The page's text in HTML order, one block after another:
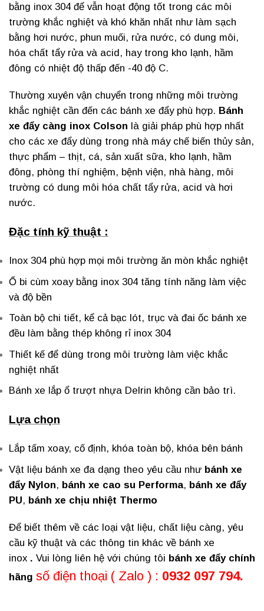
bằng inox 304 để vẫn hoạt động tốt trong các môi
trường khắc nghiệt và khó khăn nhất như làm sạch
bằng hơi nước, phun muối, rửa nước, có dung môi,
hóa chất tẩy rửa và acid, hay trong kho lạnh, hầm
đông có nhiệt độ thấp đến -40 độ C.
Thường xuyên vận chuyển trong những môi trường
khắc nghiệt cần đến các bánh xe đẩy phù hợp. Bánh
xe đẩy càng inox Colson là giải pháp phù hợp nhất
cho các xe đẩy dùng trong nhà máy chế biến thủy sản,
thực phẩm – thịt, cá, sản xuất sữa, kho lạnh, hầm
đông, phòng thí nghiệm, bệnh viện, nhà hàng, môi
trường có dung môi hóa chất tẩy rửa, acid và hơi
nước.
Đặc tính kỹ thuật :
Inox 304 phù hợp mọi môi trường ăn mòn khắc nghiệt
Ổ bi cùm xoay bằng inox 304 tăng tính năng làm việc
và độ bền
Toàn bộ chi tiết, kể cả bạc lót, trục và đai ốc bánh xe
đều làm bằng thép không rỉ inox 304
Thiết kế để dùng trong môi trường làm việc khắc
nghiệt nhất
Bánh xe lắp ổ trượt nhựa Delrin không cần bảo trì.
Lựa chọn
Lắp tấm xoay, cố định, khóa toàn bộ, khóa bên bánh
Vật liệu bánh xe đa dạng theo yêu cầu như bánh xe
đẩy Nylon, bánh xe cao su Performa, bánh xe đẩy
PU, bánh xe chịu nhiệt Thermo
Để biết thêm về các loại vật liệu, chất liệu càng, yêu
cầu kỹ thuật và các thông tin khác về bánh xe
inox . Vui lòng liên hệ với chúng tôi bánh xe đẩy chính
hãng số điện thoại ( Zalo ) : 0932 097 794.